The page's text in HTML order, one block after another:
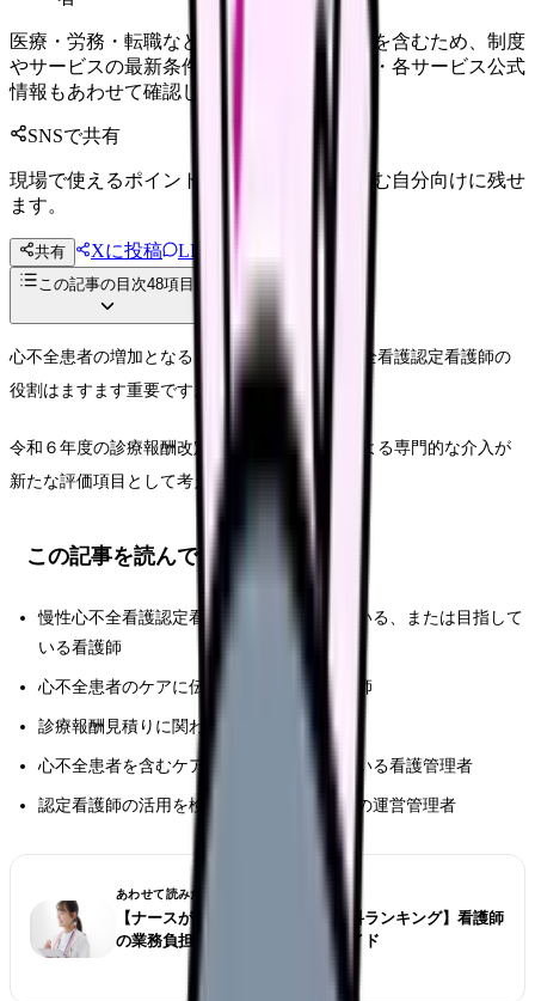
医療・労務・転職など判断に影響する内容を含むため、制度
やサービスの最新条件は公的機関・勤務先・各サービス公式
情報もあわせて確認してください。
SNSで共有
現場で使えるポイントを、同僚やあとで読む自分向けに残せ
ます。
共有 Xに投稿 LINE
投稿文コピー
この記事の目次48項目
心不全患者の増加となることに伴い、慢性心不全看護認定看護師の
役割はますます重要です。
令和６年度の診療報酬改定では、認定看護師による専門的な介入が
新たな評価項目として考えられました。
この記事を読んでほしい人
慢性心不全看護認定看護師として活動している、または目指して
いる看護師
心不全患者のケアに伝わる病棟・外来看護師
診療報酬見積りに関わる医療従事者
心不全患者を含むケア体制構築を検討している看護管理者
認定看護師の活用を検討している医療機関の運営管理者
あわせて読みたい
【ナースが選ぶ仕事が大変な診療科ランキング】看護師
の業務負担とストレス対策完全ガイド